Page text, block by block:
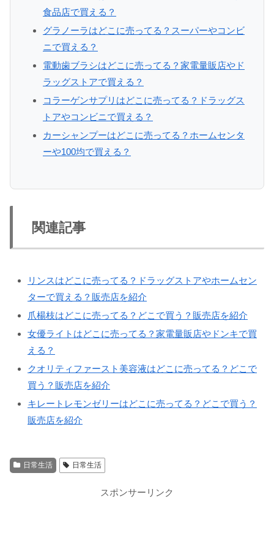
食品店で買える？
グラノーラはどこに売ってる？スーパーやコンビ
ニで買える？
電動歯ブラシはどこに売ってる？家電量販店やド
ラッグストアで買える？
コラーゲンサプリはどこに売ってる？ドラッグス
トアやコンビニで買える？
カーシャンプーはどこに売ってる？ホームセンタ
ーや100均で買える？
関連記事
リンスはどこに売ってる？ドラッグストアやホームセン
ターで買える？販売店を紹介
爪楊枝はどこに売ってる？どこで買う？販売店を紹介
女優ライトはどこに売ってる？家電量販店やドンキで買
える？
クオリティファースト美容液はどこに売ってる？どこで
買う？販売店を紹介
キレートレモンゼリーはどこに売ってる？どこで買う？
販売店を紹介
日常生活 日常生活
スポンサーリンク